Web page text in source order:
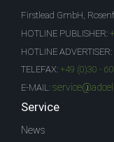
Firstlead GmbH,
HOTLINE PUBLISHER:
HOTLINE ADVERTISER:
TELEFAX: +49 (0)30 -
E-MAIL:
Service
News